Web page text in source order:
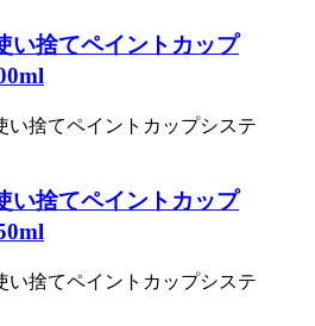
い捨てペイントカップ
い捨てペイントカップ